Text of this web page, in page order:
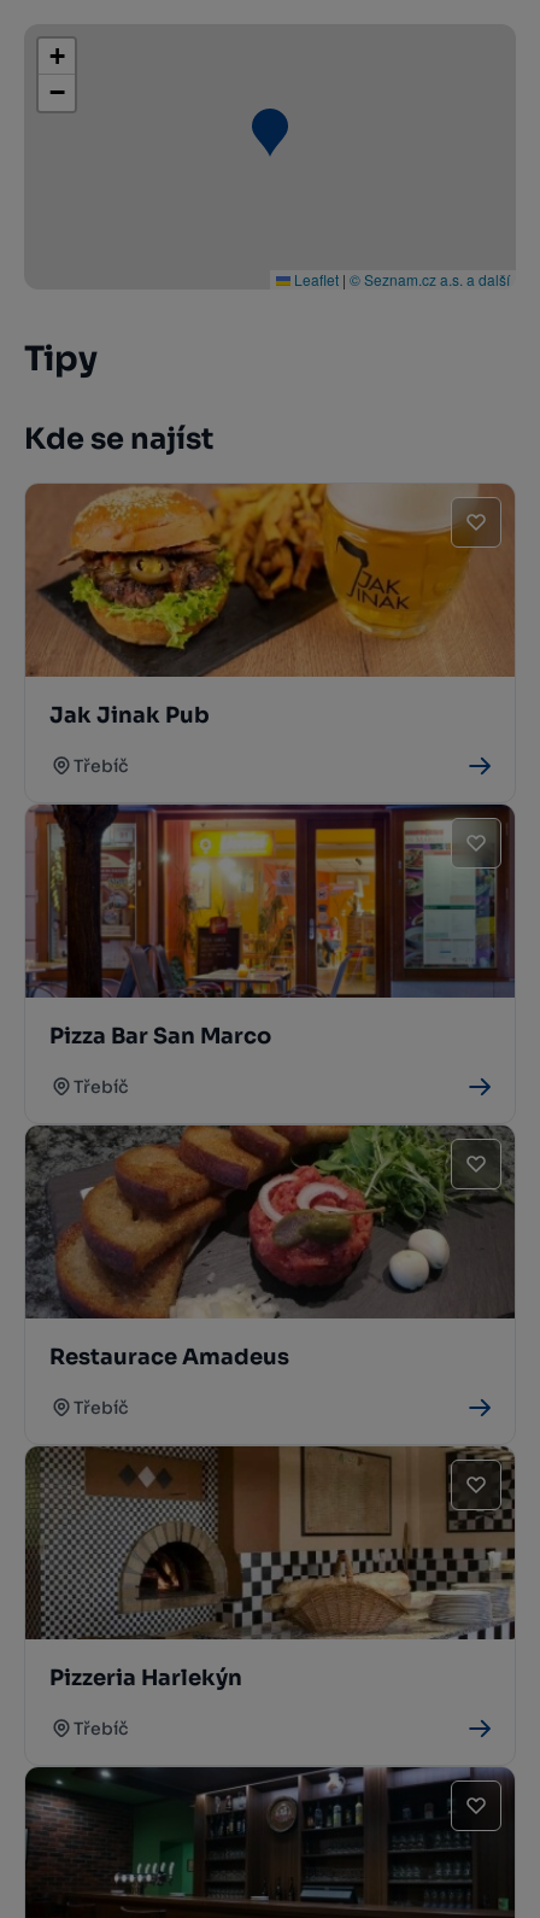
+
−
Leaflet | © Seznam.cz a.s. a další
Tipy
Kde se najíst
Jak Jinak Pub
Třebíč
Pizza Bar San Marco
Třebíč
Restaurace Amadeus
Třebíč
Pizzeria Harlekýn
Třebíč